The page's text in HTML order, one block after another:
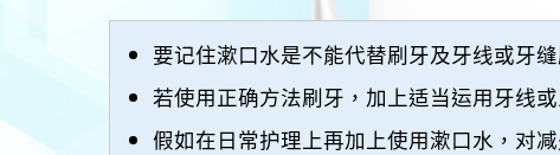
要记住漱口水是不能代替刷牙及牙线或牙缝
若使用正确方法刷牙，加上适当运用牙线
假如在日常护理上再加上使用漱口水，对